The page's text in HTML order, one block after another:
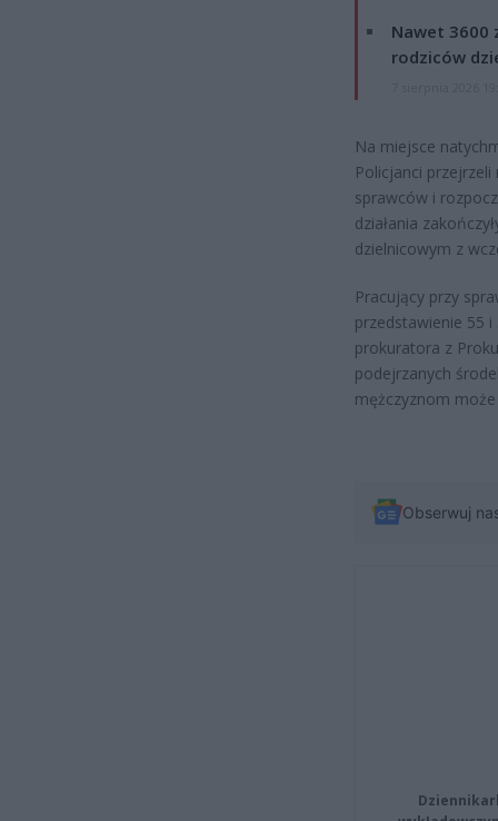
Nawet 3600
rodziców
Na miejsce
Policjanci
sprawców i
działania
dzielnicowym z
Pracujący przy
przedstawienie 55
prokuratora z
podejrzanych
mężczyznom
Obserwuj